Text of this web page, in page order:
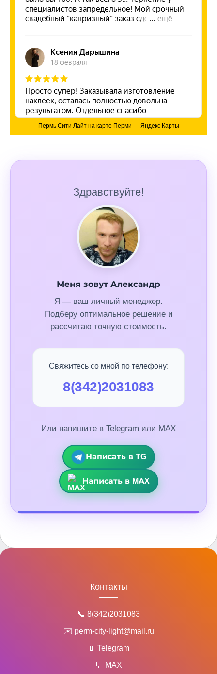
Пермь Сити Лайт на карте Перми — Яндекс Карты
Здравствуйте!
Меня зовут Александр
Я — ваш личный менеджер.
Подберу оптимальное решение и
рассчитаю точную стоимость.
Свяжитесь со мной по телефону:
8(342)2031083
Или напишите в Telegram или MAX
Написать в TG
Написать в MAX
Контакты
📞 8(342)2031083
✉️ perm-city-light@mail.ru
📱 Telegram
💬 MAX